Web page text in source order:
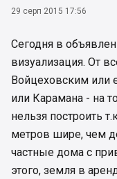
29 серп 2015 17:56
Сегодня в
визуализация. От
Войцеховским или
или Карамана - на
нельзя построить
метров шире, чем
частные дома с
этого, земля в